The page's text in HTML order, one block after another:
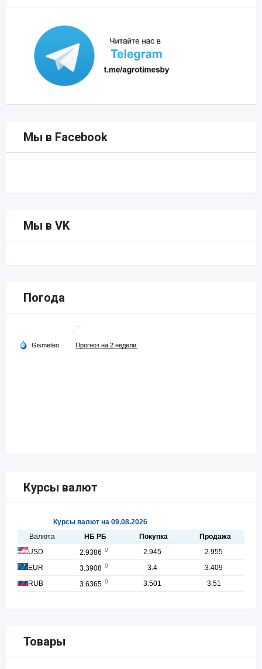
Мы в Facebook
Мы в VK
Погода
Курсы валют
Товары